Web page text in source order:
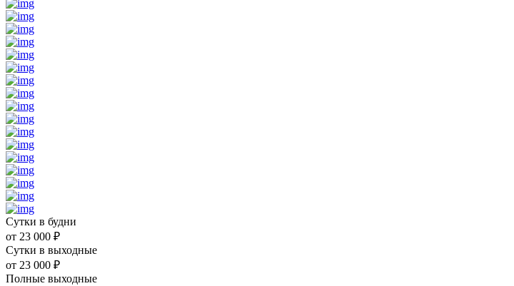
Сутки в будни
от 23 000 ₽
Сутки в выходные
от 23 000 ₽
Полные выходные